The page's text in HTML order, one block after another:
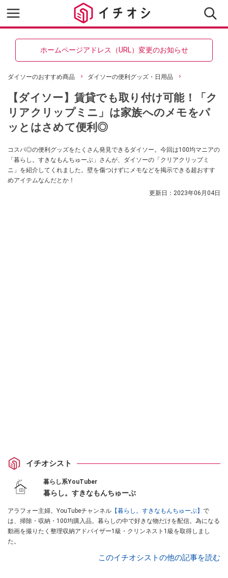
ホームページアドレス（URL）変更のお知らせ
ダイソーのおすすめ商品 ダイソーの便利グッズ・日用品
【ダイソー】賃貸でも取り付け可能！「ク
リアクリップミニ」は家族へのメモをパ
ッとはさめて便利◎
コスパ◎の便利グッズをたくさん発見できるダイソー。今回は100均マニアの
「暮らし。すきなもんちゅーぶ」さんが、ダイソーの「クリアクリップミ
ニ」を紹介してくれました。壁を傷つけずにメモなどを掲示できる超おすす
めアイテムなんだとか！
更新日： 2023年06月04日
イチオシスト
暮らし系YouTuber
暮らし。すきなもんちゅーぶ
アラフォー主婦。YouTubeチャンネル 【暮らし。すきなもんちゅーぶ】 で
は、掃除・収納・100均購入品。暮らしの中で好きな物だけを配信。為になる
動画を撮りたく整理収納アドバイザー1級・クリンネスト1級を取得しまし
た。
このイチオシストの他の記事を読む